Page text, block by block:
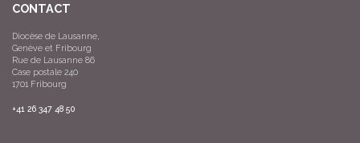
CONTACT
Diocèse de Lausanne,
Genève et Fribourg
Rue de Lausanne 86
Case postale 240
1701 Fribourg
+41 26 347 48 50